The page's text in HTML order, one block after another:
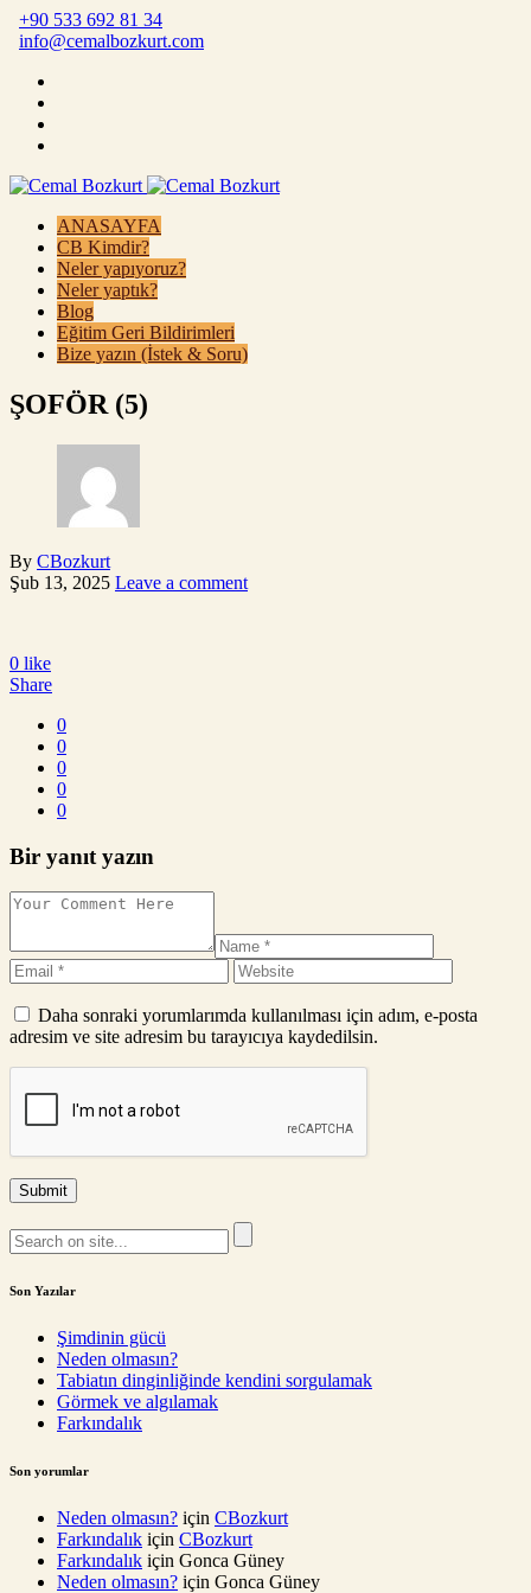
+90 533 692 81 34
info@cemalbozkurt.com
ANASAYFA
CB Kimdir?
Neler yapıyoruz?
Neler yaptık?
Blog
Eğitim Geri Bildirimleri
Bize yazın (İstek & Soru)
ŞOFÖR (5)
By CBozkurt
Şub 13, 2025 Leave a comment
0 like
Share
0
0
0
0
0
Bir yanıt yazın
Daha sonraki yorumlarımda kullanılması için adım, e-posta
adresim ve site adresim bu tarayıcıya kaydedilsin.
Son Yazılar
Şimdinin gücü
Neden olmasın?
Tabiatın dinginliğinde kendini sorgulamak
Görmek ve algılamak
Farkındalık
Son yorumlar
Neden olmasın? için CBozkurt
Farkındalık için CBozkurt
Farkındalık için Gonca Güney
Neden olmasın? için Gonca Güney